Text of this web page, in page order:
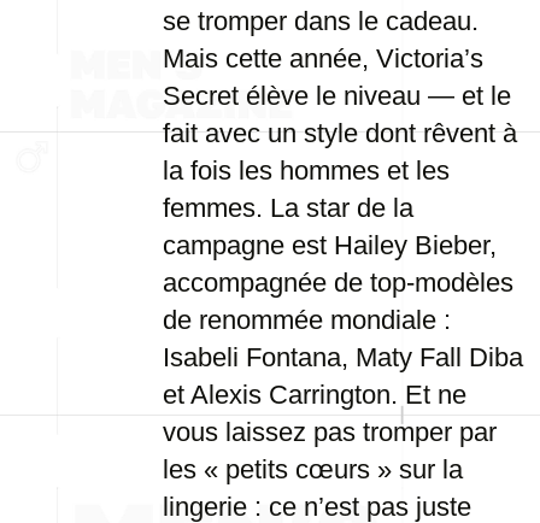
se tromper dans le cadeau.
Mais cette année, Victoria’s
Secret élève le niveau — et le
fait avec un style dont rêvent à
la fois les hommes et les
femmes. La star de la
campagne est Hailey Bieber,
accompagnée de top-modèles
de renommée mondiale :
Isabeli Fontana, Maty Fall Diba
et Alexis Carrington. Et ne
vous laissez pas tromper par
les « petits cœurs » sur la
lingerie : ce n’est pas juste